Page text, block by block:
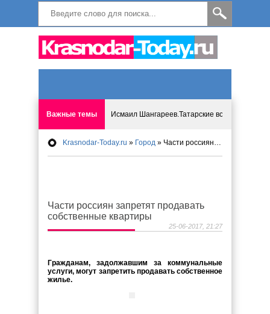
Важные темы Исмаил Шангареев.Татарские встречи на
Программа «Мир без слёз» впервые в Анапе:
Исмагил Шангареев. В поисках внутренней
Krasnodar-Today.ru » Город » Части россиян запретят продавать собственные квартиры
Части россиян запретят продавать
собственные квартиры
25-06-2017, 21:27
Гражданам, задолжавшим за коммунальные
услуги, могут запретить продавать собственное
жилье.